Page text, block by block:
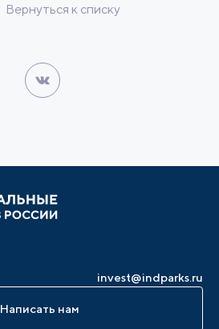
Вернуться к списку
invest@indparks.ru
Написать нам